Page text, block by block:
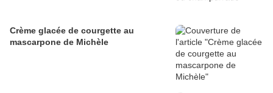
Crème glacée de courgette au
mascarpone de Michèle